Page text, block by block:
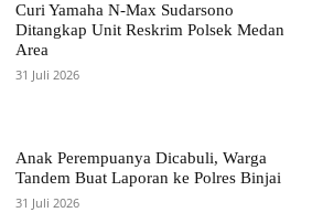
Curi Yamaha N-Max Sudarsono
Ditangkap Unit Reskrim Polsek Medan
Area
31 Juli 2026
Anak Perempuanya Dicabuli, Warga
Tandem Buat Laporan ke Polres Binjai
31 Juli 2026